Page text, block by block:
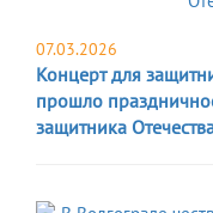
07.03.2026
Концерт для
прошло
защитника